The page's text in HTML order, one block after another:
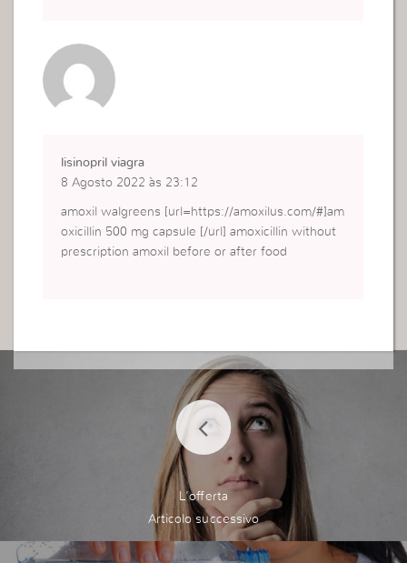
lisinopril viagra
8 Agosto 2022 às 23:12
amoxil walgreens [url=https://amoxilus.com/#]am
oxicillin 500 mg capsule [/url] amoxicillin without
prescription amoxil before or after food
L'offerta